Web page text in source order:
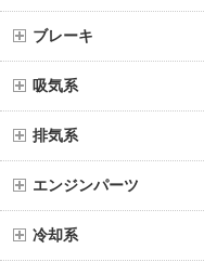
ブレーキ
吸気系
排気系
エンジンパーツ
冷却系